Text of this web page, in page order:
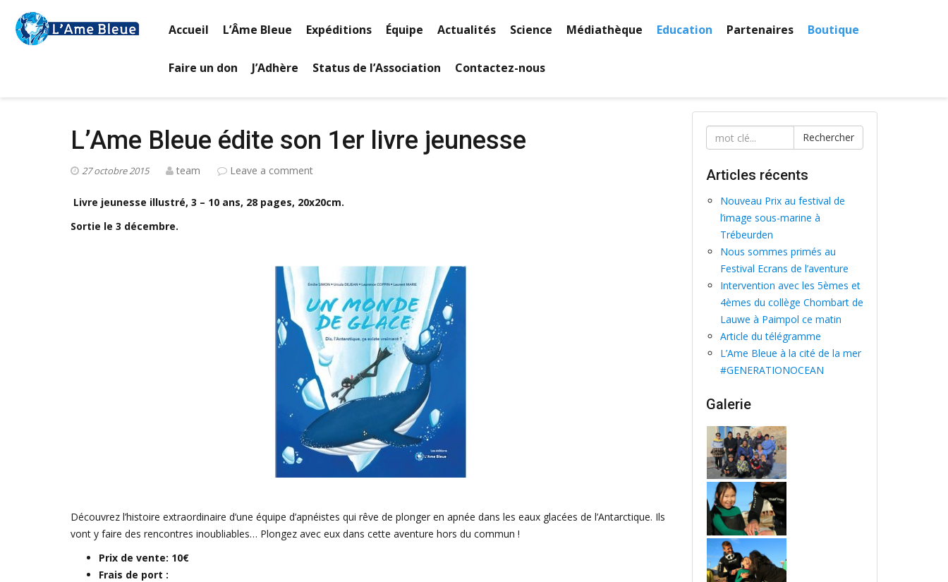
Accueil L’Âme Bleue Expéditions Équipe Actualités Science Médiathèque Education Partenaires Boutique
Faire un don J’Adhère Status de l’Association Contactez-nous
L’Ame Bleue édite son 1er livre jeunesse
27 octobre 2015 team Leave a comment
Livre jeunesse illustré, 3 – 10 ans, 28 pages, 20x20cm.
Sortie le 3 décembre.
Découvrez l’histoire extraordinaire d’une équipe d’apnéistes qui rêve de plonger en apnée dans les eaux glacées de l’Antarctique. Ils
vont y faire des rencontres inoubliables… Plongez avec eux dans cette aventure hors du commun !
Prix de vente: 10€
Frais de port :
Rechercher
Articles récents
Nouveau Prix au festival de
l’image sous-marine à
Trébeurden
Nous sommes primés au
Festival Ecrans de l’aventure
Intervention avec les 5èmes et
4èmes du collège Chombart de
Lauwe à Paimpol ce matin
Article du télégramme
L’Ame Bleue à la cité de la mer
#GENERATIONOCEAN
Galerie